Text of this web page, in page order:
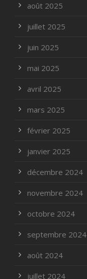
août 2025
juillet 2025
juin 2025
mai 2025
avril 2025
mars 2025
février 2025
janvier 2025
décembre 2024
novembre 2024
octobre 2024
septembre 2024
août 2024
juillet 2024